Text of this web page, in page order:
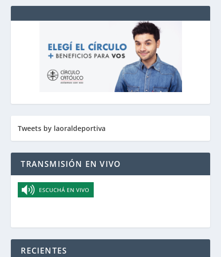
Tweets by laoraldeportiva
TRANSMISIÓN EN VIVO
RECIENTES